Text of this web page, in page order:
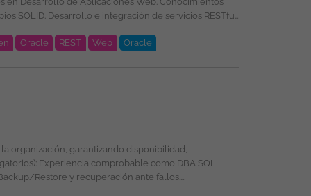
Oracle REST Web
Oracle